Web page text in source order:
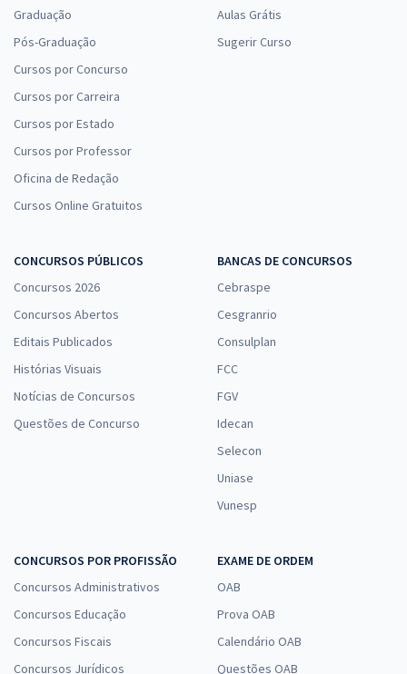
Graduação
Pós-Graduação
Cursos por Concurso
Cursos por Carreira
Cursos por Estado
Cursos por Professor
Oficina de Redação
Cursos Online Gratuitos
Aulas Grátis
Sugerir Curso
CONCURSOS PÚBLICOS
Concursos 2026
Concursos Abertos
Editais Publicados
Histórias Visuais
Notícias de Concursos
Questões de Concurso
BANCAS DE CONCURSOS
Cebraspe
Cesgranrio
Consulplan
FCC
FGV
Idecan
Selecon
Uniase
Vunesp
CONCURSOS POR PROFISSÃO
Concursos Administrativos
Concursos Educação
Concursos Fiscais
Concursos Jurídicos
EXAME DE ORDEM
OAB
Prova OAB
Calendário OAB
Questões OAB